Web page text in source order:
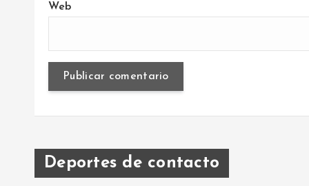
Web
Deportes de contacto